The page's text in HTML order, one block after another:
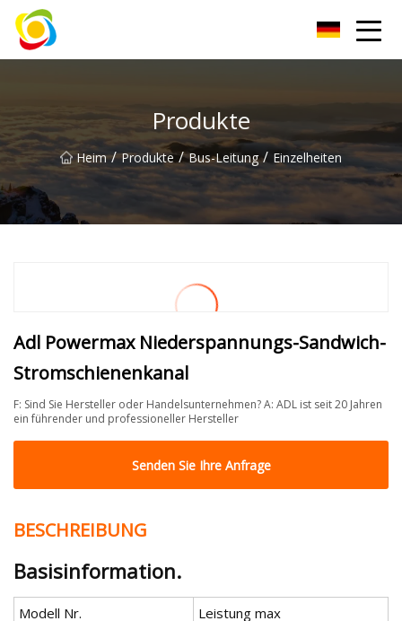
Produkte
Heim / Produkte / Bus-Leitung / Einzelheiten
Adl Powermax Niederspannungs-Sandwich-
Stromschienenkanal
F: Sind Sie Hersteller oder Handelsunternehmen? A: ADL ist seit 20 Jahren
ein führender und professioneller Hersteller
Senden Sie Ihre Anfrage
BESCHREIBUNG
Basisinformation.
Modell Nr.
Leistung max